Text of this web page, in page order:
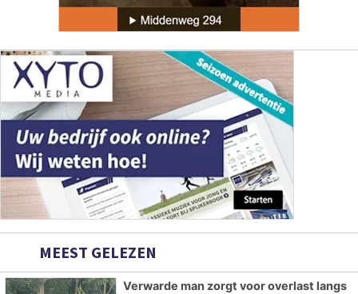
MEEST GELEZEN
Verwarde man zorgt voor overlast langs